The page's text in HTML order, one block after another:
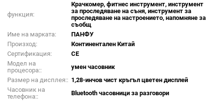
функция:
Крачкомер, фитнес инструмент, инструмент
за проследяване на съня, инструмент за
проследяване на настроението, напомняне за
съобщ
Име на марката:
ПАНФУ
Произход:
Континентален Китай
Сертификация:
CE
Модел на
процесора::
умен часовник
Размер на дисплея:: 1,28-инчов чист кръгъл цветен дисплей
Часовник на
телефона::
Bluetooth часовници за разговори